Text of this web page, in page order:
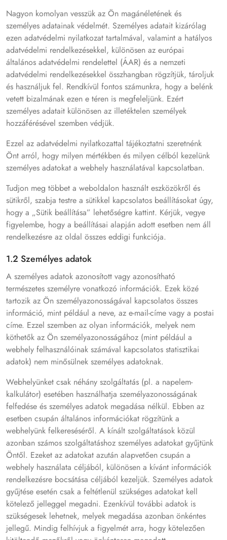
Nagyon komolyan vesszük az Ön magánéletének és
személyes adatainak védelmét. Személyes adatait kizárólag
ezen adatvédelmi nyilatkozat tartalmával, valamint a hatályos
adatvédelmi rendelkezésekkel, különösen az európai
általános adatvédelmi rendelettel (ÁAR) és a nemzeti
adatvédelmi rendelkezésekkel összhangban rögzítjük, tároljuk
és használjuk fel. Rendkívül fontos számunkra, hogy a belénk
vetett bizalmának ezen e téren is megfeleljünk. Ezért
személyes adatait különösen az illetéktelen személyek
hozzáférésével szemben védjük.
Ezzel az adatvédelmi nyilatkozattal tájékoztatni szeretnénk
Önt arról, hogy milyen mértékben és milyen célból kezelünk
személyes adatokat a webhely használatával kapcsolatban.
Tudjon meg többet a weboldalon használt eszközökről és
sütikről, szabja testre a sütikkel kapcsolatos beállításokat úgy,
hogy a „Sütik beállítása” lehetőségre kattint. Kérjük, vegye
figyelembe, hogy a beállításai alapján adott esetben nem áll
rendelkezésre az oldal összes eddigi funkciója.
1.2 Személyes adatok
A személyes adatok azonosított vagy azonosítható
természetes személyre vonatkozó információk. Ezek közé
tartozik az Ön személyazonosságával kapcsolatos összes
információ, mint például a neve, az e-mail-címe vagy a postai
címe. Ezzel szemben az olyan információk, melyek nem
köthetők az Ön személyazonosságához (mint például a
webhely felhasználóinak számával kapcsolatos statisztikai
adatok) nem minősülnek személyes adatoknak.
Webhelyünket csak néhány szolgáltatás (pl. a napelem-
kalkulátor) esetében használhatja személyazonosságának
felfedése és személyes adatok megadása nélkül. Ebben az
esetben csupán általános információkat rögzítünk a
webhelyünk felkereséséről. A kínált szolgáltatások közül
azonban számos szolgáltatáshoz személyes adatokat gyűjtünk
Öntől. Ezeket az adatokat azután alapvetően csupán a
webhely használata céljából, különösen a kívánt információk
rendelkezésre bocsátása céljából kezeljük. Személyes adatok
gyűjtése esetén csak a feltétlenül szükséges adatokat kell
kötelező jelleggel megadni. Ezenkívül további adatok is
szükségesek lehetnek, melyek megadása azonban önkéntes
jellegű. Mindig felhívjuk a figyelmét arra, hogy kötelezően